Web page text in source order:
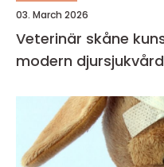
03. March 2026
Veterinär skåne kunskap, trygghet och
modern djursjukvård